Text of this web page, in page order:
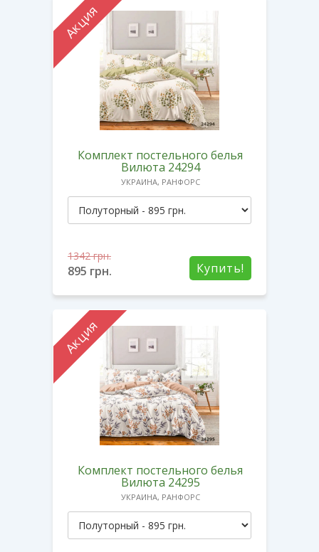
Акция
Комплект постельного белья
Вилюта 24294
УКРАИНА, РАНФОРС
Купить!
1342грн.
895 грн.
Акция
Комплект постельного белья
Вилюта 24295
УКРАИНА, РАНФОРС